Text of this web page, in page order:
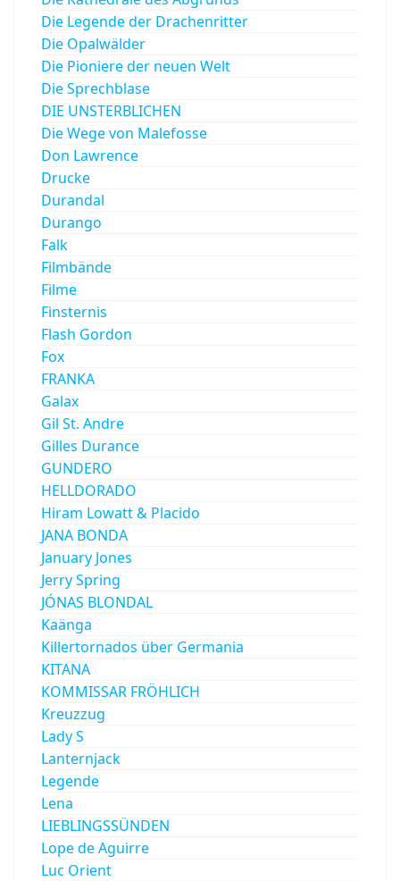
Die Legende der Drachenritter
Die Opalwälder
Die Pioniere der neuen Welt
Die Sprechblase
DIE UNSTERBLICHEN
Die Wege von Malefosse
Don Lawrence
Drucke
Durandal
Durango
Falk
Filmbände
Filme
Finsternis
Flash Gordon
Fox
FRANKA
Galax
Gil St. Andre
Gilles Durance
GUNDERO
HELLDORADO
Hiram Lowatt & Placido
JANA BONDA
January Jones
Jerry Spring
JÓNAS BLONDAL
Kaänga
Killertornados über Germania
KITANA
KOMMISSAR FRÖHLICH
Kreuzzug
Lady S
Lanternjack
Legende
Lena
LIEBLINGSSÜNDEN
Lope de Aguirre
Luc Orient